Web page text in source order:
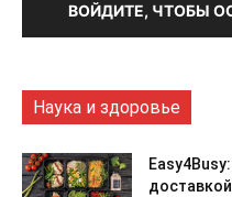
ВОЙДИТЕ, ЧТОБЫ
Наука и здоровье
доставкой